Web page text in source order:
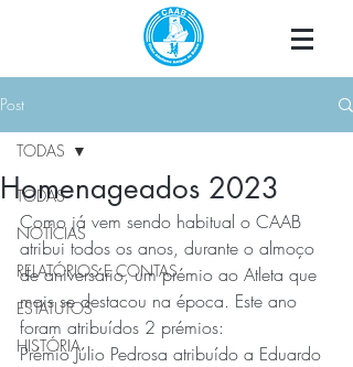
Post
TODAS
NOTÍCIAS
RELATÓRIOS E CONTAS
ESTATUTOS
HISTÓRIA
TODAS
Homenageados 2023
Como já vem sendo habitual o CAAB
atribui todos os anos, durante o almoço
de aniversário, um prémio ao Atleta que
mais se destacou na época. Este ano
foram atribuídos 2 prémios:
Prémio Júlio Pedrosa atribuído a Eduardo